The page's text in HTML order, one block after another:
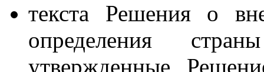
текста Решения о
определения
утвержденные